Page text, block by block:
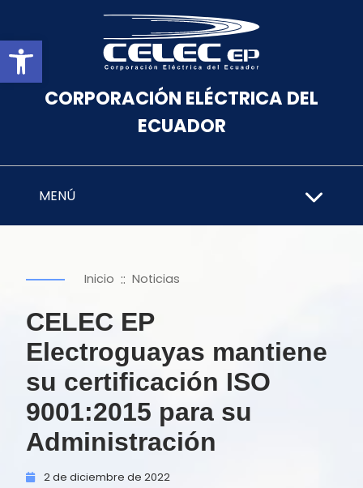
Abrir barra de herramientas
CORPORACIÓN ELÉCTRICA DEL
ECUADOR
MENÚ
Inicio :: Noticias
CELEC EP
Electroguayas mantiene
su certificación ISO
9001:2015 para su
Administración
2 de diciembre de 2022